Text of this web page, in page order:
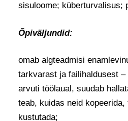
sisuloome; küberturvalisus;
Õpiväljundid:
omab algteadmisi
tarkvarast ja failihaldusest –
arvuti töölaual, suudab
teab, kuidas neid kopeerida,
kustutada;